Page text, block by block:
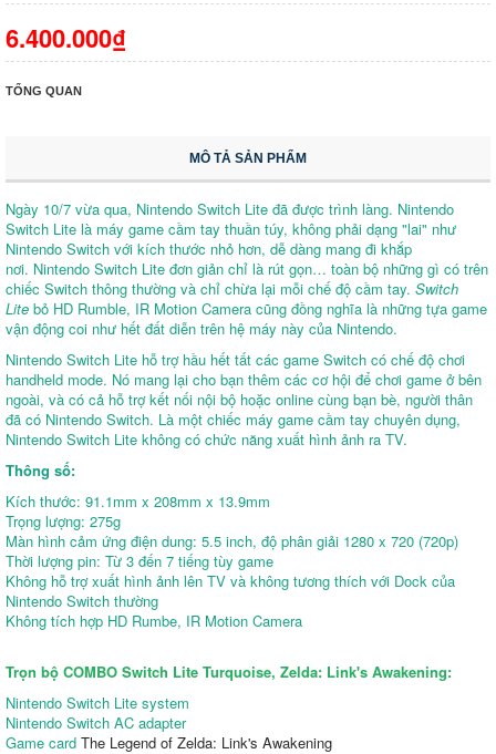
6.400.000₫
TỔNG QUAN
MÔ TẢ SẢN PHẨM
Ngày 10/7 vừa qua, Nintendo Switch Lite đã được trình làng. Nintendo
Switch Lite là máy game cầm tay thuần túy, không phải dạng "lai" như
Nintendo Switch với kích thước nhỏ hơn, dễ dàng mang đi khắp
nơi. Nintendo Switch Lite đơn giản chỉ là rút gọn… toàn bộ những gì có trên
chiếc Switch thông thường và chỉ chừa lại mỗi chế độ cầm tay. Switch
Lite bỏ HD Rumble, IR Motion Camera cũng đồng nghĩa là những tựa game
vận động coi như hết đất diễn trên hệ máy này của Nintendo.
Nintendo Switch Lite hỗ trợ hầu hết tất các game Switch có chế độ chơi
handheld mode. Nó mang lại cho bạn thêm các cơ hội để chơi game ở bên
ngoài, và có cả hỗ trợ kết nối nội bộ hoặc online cùng bạn bè, người thân
đã có Nintendo Switch. Là một chiếc máy game cầm tay chuyên dụng,
Nintendo Switch Lite không có chức năng xuất hình ảnh ra TV.
Thông số:
Kích thước: 91.1mm x 208mm x 13.9mm
Trọng lượng: 275g
Màn hình cảm ứng điện dung: 5.5 inch, độ phân giải 1280 x 720 (720p)
Thời lượng pin: Từ 3 đến 7 tiếng tùy game
Không hỗ trợ xuất hình ảnh lên TV và không tương thích với Dock của
Nintendo Switch thường
Không tích hợp HD Rumbe, IR Motion Camera
Trọn bộ COMBO Switch Lite Turquoise, Zelda: Link's Awakening:
Nintendo Switch Lite system
Nintendo Switch AC adapter
Game card The Legend of Zelda: Link's Awakening